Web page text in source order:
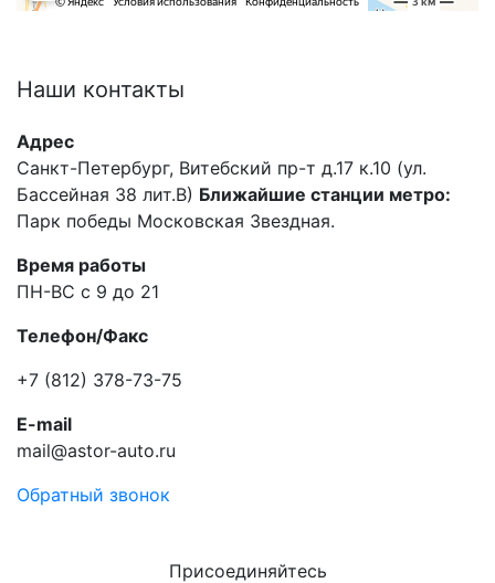
Наши контакты
Адрес
Санкт-Петербург, Витебский пр-т д.17 к.10 (ул.
Бассейная 38 лит.В) Ближайшие станции метро:
Парк победы Московская Звездная.
Время работы
ПН-ВС с 9 до 21
Телефон/Факс
+7 (812) 378-73-75
E-mail
mail@astor-auto.ru
Обратный звонок
Присоединяйтесь